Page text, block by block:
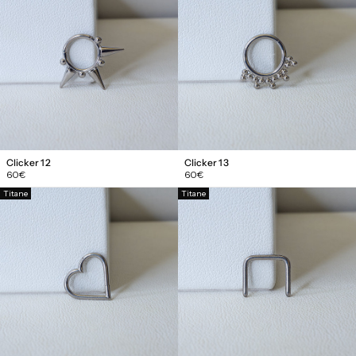
Clicker 12
Prix
régulier
60€
Clicker 13
Prix
régulier
60€
Titane Titane